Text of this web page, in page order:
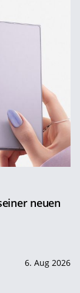
neuen
6. Aug 2026